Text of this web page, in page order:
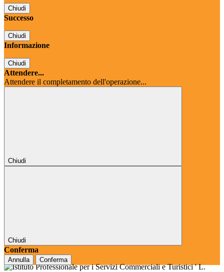
Chiudi
Successo
Chiudi
Informazione
Chiudi
Attendere...
Attendere il completamento dell'operazione...
Chiudi
Chiudi
Conferma
Annulla Conferma